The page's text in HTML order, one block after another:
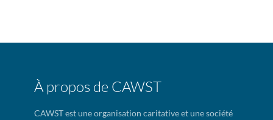
À propos de CAWST
CAWST est une organisation caritative et une société